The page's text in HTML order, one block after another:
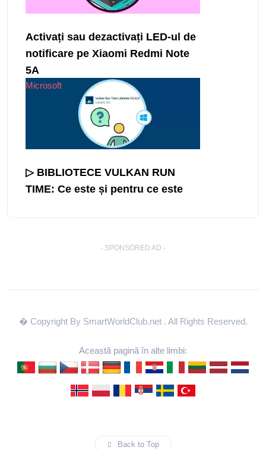
Activați sau dezactivați LED-ul de
notificare pe Xiaomi Redmi Note
5A
Microsoft
▷ BIBLIOTECE VULKAN RUN
TIME: Ce este și pentru ce este
- SPONSORED AD -
� Copyright By SmartWorldClub.net . All Rights Reserved.
Această pagină în alte limbi:
Back to Top